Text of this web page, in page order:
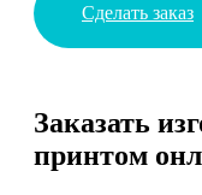
Сделать заказ
Заказать
принтом